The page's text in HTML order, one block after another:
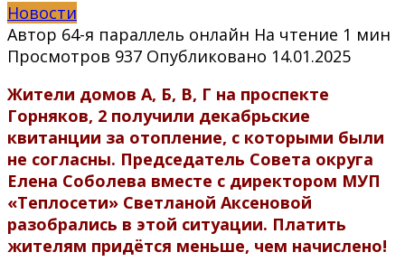
Новости
Автор 64-я параллель онлайн На чтение 1 мин
Просмотров 937 Опубликовано 14.01.2025
Жители домов А, Б, В, Г на проспекте
Горняков, 2 получили декабрьские
квитанции за отопление, с которыми были
не согласны. Председатель Совета округа
Елена Соболева вместе с директором МУП
«Теплосети» Светланой Аксеновой
разобрались в этой ситуации. Платить
жителям придётся меньше, чем начислено!